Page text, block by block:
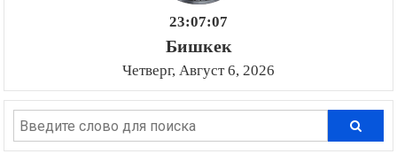
23:07:09
Бишкек
Четверг, Август 6, 2026